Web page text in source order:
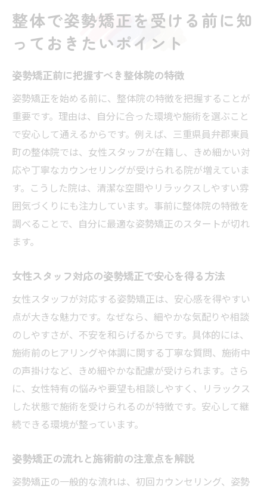
整体で姿勢矯正を受ける前に知
っておきたいポイント
姿勢矯正前に把握すべき整体院の特徴
姿勢矯正を始める前に、整体院の特徴を把握することが
重要です。理由は、自分に合った環境や施術を選ぶこと
で安心して通えるからです。例えば、三重県員弁郡東員
町の整体院では、女性スタッフが在籍し、きめ細かい対
応や丁寧なカウンセリングが受けられる院が増えていま
す。こうした院は、清潔な空間やリラックスしやすい雰
囲気づくりにも注力しています。事前に整体院の特徴を
調べることで、自分に最適な姿勢矯正のスタートが切れ
ます。
女性スタッフ対応の姿勢矯正で安心を得る方法
女性スタッフが対応する姿勢矯正は、安心感を得やすい
点が大きな魅力です。なぜなら、細やかな気配りや相談
のしやすさが、不安を和らげるからです。具体的には、
施術前のヒアリングや体調に関する丁寧な質問、施術中
の声掛けなど、きめ細やかな配慮が受けられます。さら
に、女性特有の悩みや要望も相談しやすく、リラックス
した状態で施術を受けられるのが特徴です。安心して継
続できる環境が整っています。
姿勢矯正の流れと施術前の注意点を解説
姿勢矯正の一般的な流れは、初回カウンセリング、姿勢